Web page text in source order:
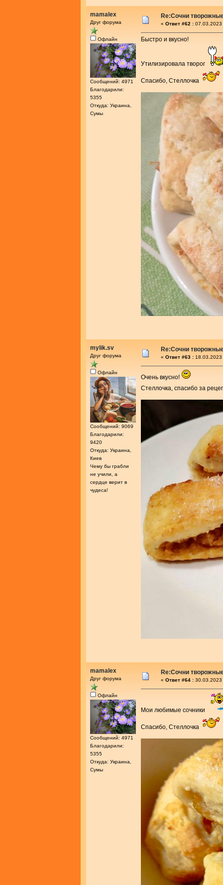
mamalex
Друг форума
Офлайн
Сообщений: 4971
Благодарили:
5355
Откуда: Украина,
Сумы
Re:Сочни
« Ответ #62 :
Быстро и вкусно!
Утилизировала творог
Спасибо, Стеллочка
mylik.sv
Друг форума
Офлайн
Сообщений: 9069
Благодарили:
9420
Откуда: Украина,
Киев
Чему бы грабли
не учили, а
сердце верит в
чудеса!
Re:Сочни
« Ответ #63 :
Очень вкусно!
Стеллочка, спасибо за
mamalex
Друг форума
Офлайн
Сообщений: 4971
Благодарили:
5355
Откуда: Украина,
Сумы
Re:Сочни
« Ответ #64 :
Мои любимые сочники
Спасибо, Стеллочка